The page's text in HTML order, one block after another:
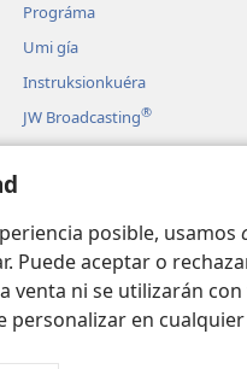
posible, usamos
Puede aceptar o
venta ni se utilizarán
personalizar en
Prográma
Umi gía
Instruksionkuéra
JW Broadcasting®
Vidéo
Audiodráma
and Tract Society of